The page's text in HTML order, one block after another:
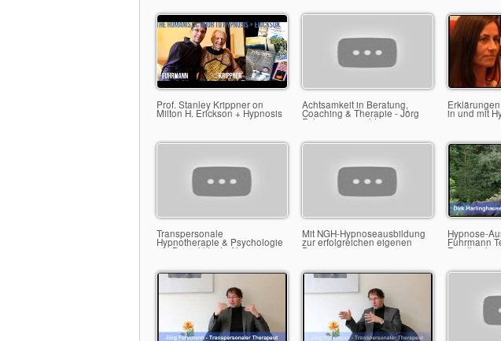
Prof. Stanley Krippner on
Milton H. Erickson + Hypnosis
Achtsamkeit in Beratung,
Coaching & Therapie - Jörg
Fuhrmann spricht
in und mit
Transpersonale
Hypnotherapie & Psychologie
am Benediktushof bei
Mit NGH-Hypnoseausbildung
zur erfolgreichen eigenen
Praxis
Hypnose-
Fuhrmann
Feedbacks